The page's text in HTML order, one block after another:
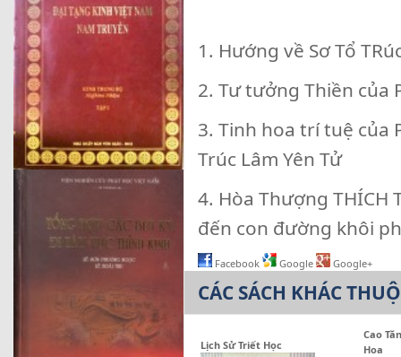
1. Hướng về Sơ Tổ
2. Tư tưởng Thiền của
3. Tinh hoa trí tuệ của
Trúc Lâm Yên Tử
4. Hòa Thượng THÍCH
đến con đường khôi
Facebook Google Google+
CÁC SÁCH KHÁC
Lịch Sử Triết Học
Cao
Hoa